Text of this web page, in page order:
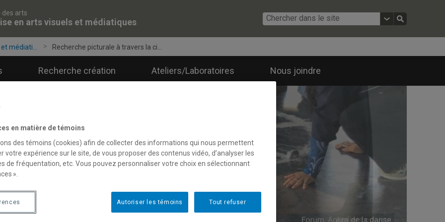
des arts
en arts visuels et médiatiques
médiati... Recherche picturale à travers la ci...
Recherche création Ateliers/Laboratoires Nous joindre
en matière de témoins
des témoins (cookies) afin de collecter des informations qui nous permettent
votre expérience sur le site, de vous proposer des contenus vidéo, d’analyser les
de fréquentation, etc. Vous pouvez personnaliser votre choix en sélectionnant
».
Tout refuser
Autoriser les témoins